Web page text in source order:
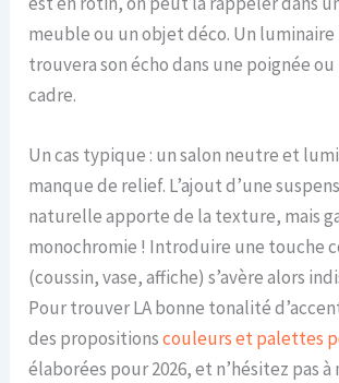
meuble ou un objet déco. Un
trouvera son écho dans une poignée
cadre.
Un cas typique : un salon neutre et
manque de relief. L’ajout d’une
naturelle apporte de la texture, mais
monochromie ! Introduire une touche
(coussin, vase, affiche) s’avère alors
Pour trouver LA bonne tonalité
des propositionscouleurs et palettes
élaborées pour 2026, et n’hésitez pas